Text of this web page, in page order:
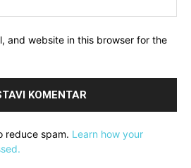
and website in this browser for the
reduce spam. Learn how your